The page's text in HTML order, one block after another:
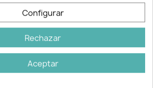
más cantidad de tela para casar
.
del tejido de
perchado
es 65% poliéster, 35%
Configurar
Rechazar
Aceptar